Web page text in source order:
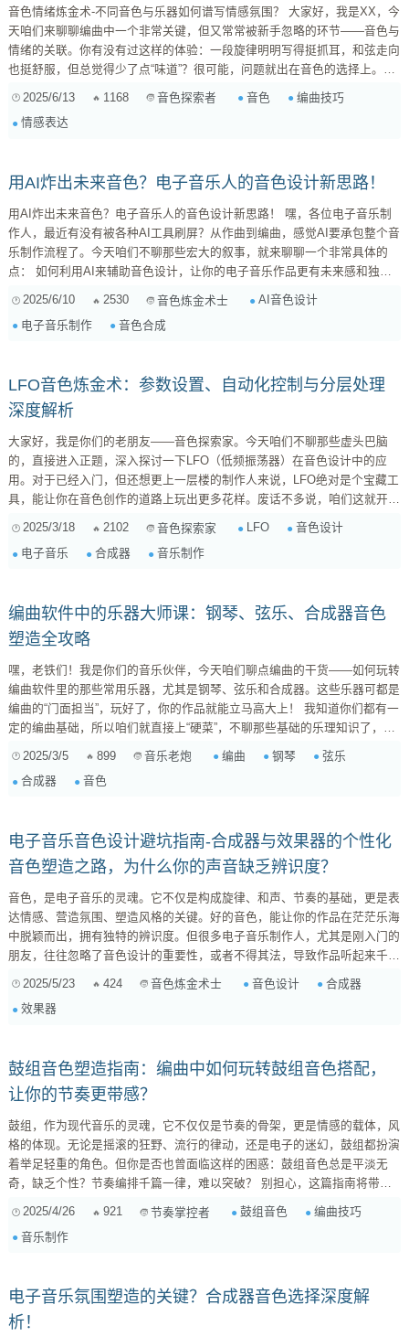
音色情绪炼金术-不同音色与乐器如何谱写情感氛围？ 大家好，我是XX，今
天咱们来聊聊编曲中一个非常关键，但又常常被新手忽略的环节——音色与
情绪的关联。你有没有过这样的体验：一段旋律明明写得挺抓耳，和弦走向
也挺舒服，但总觉得少了点“味道”？很可能，问题就出在音色的选择上。好
同的音色，能直接影响听众的情绪感知。例如： 温暖的弦乐 ：容易唤起悲
2025/6/13 1168 音色探索者 音色
编曲技巧
情感表达
用AI炸出未来音色？电子音乐人的音色设计新思路！
用AI炸出未来音色？电子音乐人的音色设计新思路！ 嘿，各位电子音乐制
作人，最近有没有被各种AI工具刷屏？从作曲到编曲，感觉AI要承包整个音
乐制作流程了。今天咱们不聊那些宏大的叙事，就来聊聊一个非常具体的
点： 如何利用AI来辅助音色设计，让你的电子音乐作品更有未来感和独特
活，AI能行吗？我的答案是： 它不一定能完全替代你，但绝对可以成为你
强大的助手！ 想想看，音色设计是一个非常耗时耗力的过程。你需...
2025/6/10 2530 音色炼金术士
AI音色设计
电子音乐制作
音色合成
LFO音色炼金术：参数设置、自动化控制与分层处理
深度解析
大家好，我是你们的老朋友——音色探索家。今天咱们不聊那些虚头巴脑
的，直接进入正题，深入探讨一下LFO（低频振荡器）在音色设计中的应
用。对于已经入门，但还想更上一层楼的制作人来说，LFO绝对是个宝藏工
具，能让你在音色创作的道路上玩出更多花样。废话不多说，咱们这就开
的基础知识，确保大家都站在同一起跑线上。如果你对这些已经烂熟于心，
可以直接跳过这一部分。 什么是LFO？ LFO是一种以低频周期性变化的信
2025/3/18 2102 音色探索家 LFO
音色设计
电子音乐
合成器 音乐制作
编曲软件中的乐器大师课：钢琴、弦乐、合成器音色
塑造全攻略
嘿，老铁们！我是你们的音乐伙伴，今天咱们聊点编曲的干货——如何玩转
编曲软件里的那些常用乐器，尤其是钢琴、弦乐和合成器。这些乐器可都是
编曲的“门面担当”，玩好了，你的作品就能立马高大上！ 我知道你们都有一
定的编曲基础，所以咱们就直接上“硬菜”，不聊那些基础的乐理知识了，直
位。它既能胜任主旋律，又能作为和声铺底，甚至能模拟各种不同的情绪。
2025/3/5 899 音乐老炮 编曲 钢琴
弦乐
合成器
音色
电子音乐音色设计避坑指南-合成器与效果器的个性化
音色塑造之路，为什么你的声音缺乏辨识度？
音色，是电子音乐的灵魂。它不仅是构成旋律、和声、节奏的基础，更是表
达情感、营造氛围、塑造风格的关键。好的音色，能让你的作品在茫茫乐海
中脱颖而出，拥有独特的辨识度。但很多电子音乐制作人，尤其是刚入门的
朋友，往往忽略了音色设计的重要性，或者不得其法，导致作品听起来千篇
避开常见的坑，找到属于你的独特声音。 一、音色设计的重要性：为什么
你的音乐需要独特的音色？ 增强音乐的个性化表达 音色是音乐个性的重要
2025/5/23 424 音色炼金术士 音色设计
合成器
效果器
鼓组音色塑造指南：编曲中如何玩转鼓组音色搭配，
让你的节奏更带感？
鼓组，作为现代音乐的灵魂，它不仅仅是节奏的骨架，更是情感的载体，风
格的体现。无论是摇滚的狂野、流行的律动，还是电子的迷幻，鼓组都扮演
着举足轻重的角色。但你是否也曾面临这样的困惑：鼓组音色总是平淡无
奇，缺乏个性？节奏编排千篇一律，难以突破？ 别担心，这篇指南将带你
深入探索鼓组音色的奥秘，从选音、搭配到后期处理，一步步打造出独具特
色的鼓组音色，让你的音乐作品更具感染力！ 一、鼓组音色：风格的基石
不同的音乐风格，对鼓组音色有着不同的要求。选择合适的鼓组音色，是成
2025/4/26 921 节奏掌控者 鼓组音色
编曲技巧
音乐制作
电子音乐氛围塑造的关键？合成器音色选择深度解
析！